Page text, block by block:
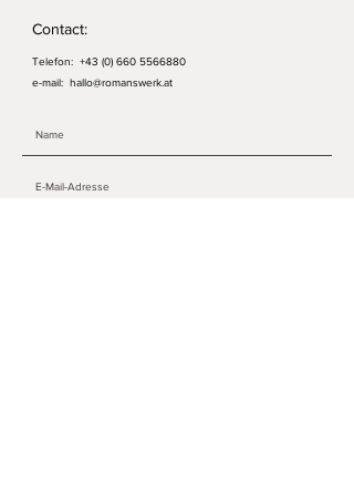
Artikelnummer: W648
Contact:
Telefon: +43 (0) 660 5566880
e-mail: hallo@romanswerk.at